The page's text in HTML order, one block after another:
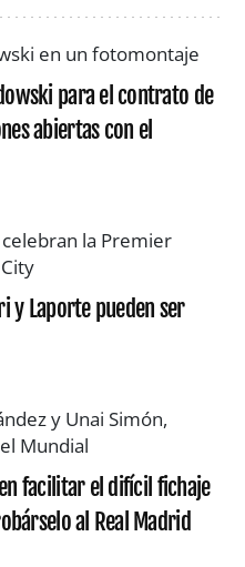
para el contrato de
abiertas con el
y Laporte pueden ser
facilitar el difícil fichaje
al Real Madrid